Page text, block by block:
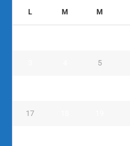
L M M
5
17